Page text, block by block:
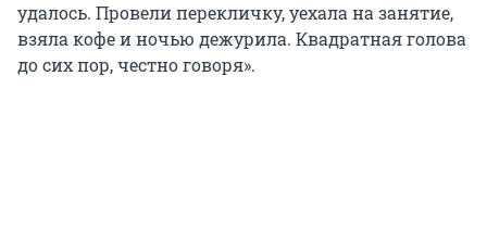
удалось. Провели перекличку, уехала на занятие,
взяла кофе и ночью дежурила. Квадратная голова
до сих пор, честно говоря».